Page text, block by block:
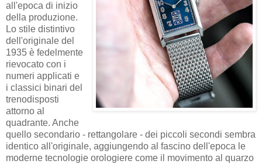
all'epoca di inizio
della produzione.
Lo stile distintivo
dell'originale del
1935 è fedelmente
rievocato con i
numeri applicati e
i classici binari del
trenodisposti
attorno al
quadrante. Anche
quello secondario - rettangolare - dei piccoli secondi sembra
identico all'originale, aggiungendo al fascino dell'epoca le
moderne tecnologie orologiere come il movimento al quarzo